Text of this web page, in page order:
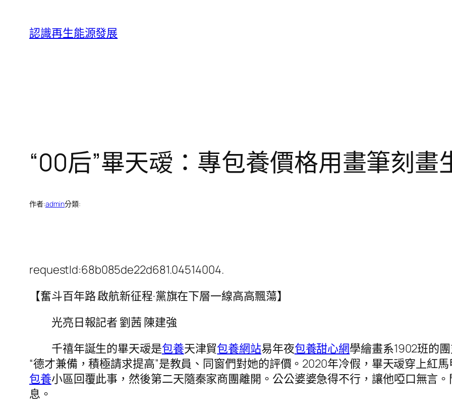
認識再生能源發展
“00后”畢天叆：專包養價格用畫筆刻畫
作者:admin分類:
requestId:68b085de22d681.04514004.
【奮斗百年路 啟航新征程·黨旗在下層一線高高飄蕩】
光亮日報記者 劉茜 陳建強
千禧年誕生的畢天叆是包養天津貿包養網站易年夜包養甜心網學繪畫系1902班的
“德才兼備，積極請求提高”是教員、同窗們對她的評價。2020年冷假，畢天叆穿上紅
包養小區回覆此事，然後第二天隨秦家商團離開。公公婆婆急得不行，讓他啞口無言
息。